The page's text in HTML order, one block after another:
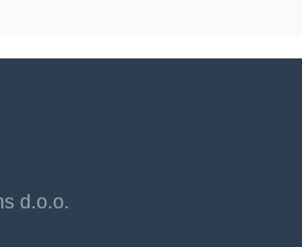
d.o.o.